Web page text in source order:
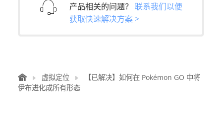
产品相关的问题？ 联系我们以便
获取快速解决方案 >
虚拟定位
【已解决】如何在 Pokémon GO 中将
伊布进化成所有形态